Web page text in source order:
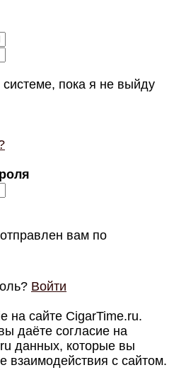
пока я не выйду
вам по
Войти
на сайте CigarTime.ru.
даёте согласие на
данных, которые вы
взаимодействия с сайтом.